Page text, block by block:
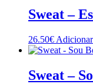
Sweat –
26.50€ Adicionar
Sweat –